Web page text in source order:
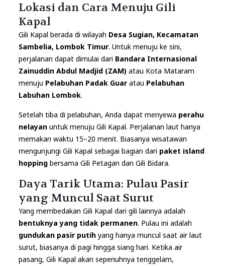
Lokasi dan Cara Menuju Gili
Kapal
Gili Kapal berada di wilayah Desa Sugian, Kecamatan
Sambelia, Lombok Timur. Untuk menuju ke sini,
perjalanan dapat dimulai dari Bandara Internasional
Zainuddin Abdul Madjid (ZAM)atau Kota Mataram
menuju Pelabuhan Padak Guaratau Pelabuhan
Labuhan Lombok.
Setelah tiba di pelabuhan, Anda dapat menyewa perahu
nelayanuntuk menuju Gili Kapal. Perjalanan laut hanya
memakan waktu 15–20 menit. Biasanya wisatawan
mengunjungi Gili Kapal sebagai bagian dari paket island
hoppingbersama Gili Petagan dan Gili Bidara.
Daya Tarik Utama: Pulau Pasir
yang Muncul Saat Surut
Yang membedakan Gili Kapal dari gili lainnya adalah
bentuknya yang tidak permanen. Pulau ini adalah
gundukan pasir putihyang hanya muncul saat air laut
surut, biasanya di pagi hingga siang hari. Ketika air
pasang, Gili Kapal akan sepenuhnya tenggelam,